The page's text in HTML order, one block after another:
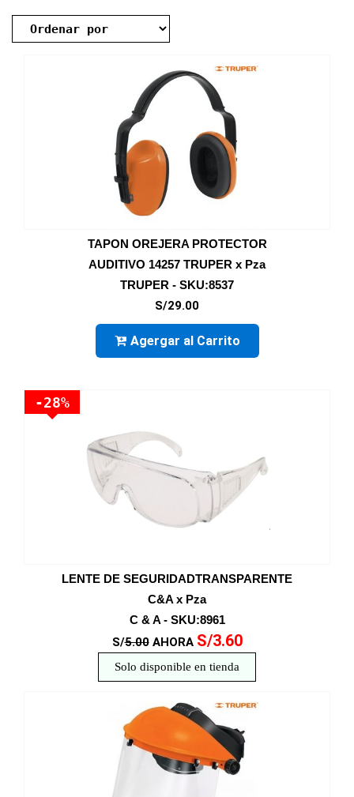
TAPON OREJERA PROTECTOR
AUDITIVO 14257 TRUPER x Pza
TRUPER - SKU:8537
S/29.00
Agergar al Carrito
-28%
LENTE DE SEGURIDADTRANSPARENTE
C&A x Pza
C & A - SKU:8961
S/5.00AHORA S/3.60
Solo disponible en tienda